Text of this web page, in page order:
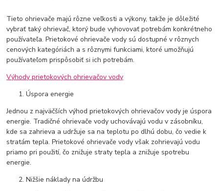
Tieto ohrievače majú rôzne veľkosti a výkony, takže je dôležité
vybrať taký ohrievač, ktorý bude vyhovovať potrebám konkrétneho
používateľa. Prietokové ohrievače vody sú dostupné v rôznych
cenových kategóriách a s rôznymi funkciami, ktoré umožňujú
používateľom prispôsobiť si ich potrebám.
Výhody prietokových ohrievačov vody
Úspora energie
Jednou z najväčších výhod prietokových ohrievačov vody je úspora
energie. Tradičné ohrievače vody uchovávajú vodu v zásobníku,
kde sa zahrieva a udržuje sa na teplotu po dlhú dobu, čo vedie k
stratám tepla. Prietokové ohrievače vody však zohrievajú vodu
priamo pri použití, čo znižuje straty tepla a znižuje spotrebu
energie.
Nižšie náklady na údržbu